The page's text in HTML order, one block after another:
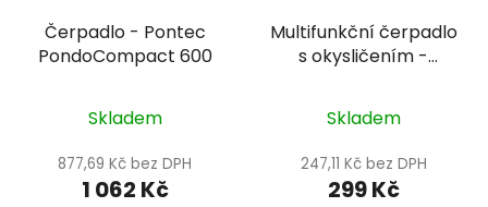
Čerpadlo - Pontec
PondoCompact 600
Skladem
877,69 Kč bez DPH
1 062 Kč
Multifunkční čerpadlo
s okysličením -
Skladem
247,11 Kč bez DPH
299 Kč